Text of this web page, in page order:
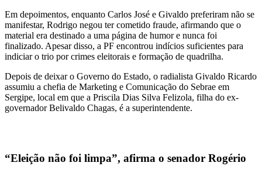
Em depoimentos, enquanto Carlos José e Givaldo preferiram não se
manifestar, Rodrigo negou ter cometido fraude, afirmando que o
material era destinado a uma página de humor e nunca foi
finalizado. Apesar disso, a PF encontrou indícios suficientes para
indiciar o trio por crimes eleitorais e formação de quadrilha.
Depois de deixar o Governo do Estado, o radialista Givaldo Ricardo
assumiu a chefia de Marketing e Comunicação do Sebrae em
Sergipe, local em que a Priscila Dias Silva Felizola, filha do ex-
governador Belivaldo Chagas, é a superintendente.
“Eleição não foi limpa”, afirma o senador Rogério